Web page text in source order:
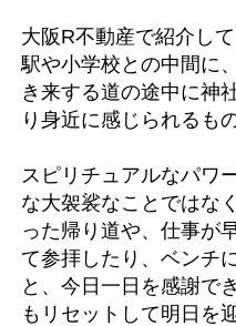
大阪R不動産で紹介し
駅や小学校との中間に
き来する道の途中に神
り身近に感じられるも
スピリチュアルなパ
な大袈裟なことではな
った帰り道や、仕事が
て参拝したり、ベンチ
と、今日一日を感謝で
もリセットして明日を